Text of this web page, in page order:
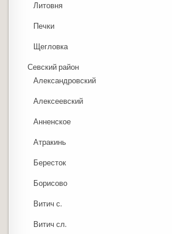
Литовня
Печки
Щегловка
Севский район
Александровский
Алексеевский
Анненское
Атракинь
Бересток
Борисово
Витич с.
Витич сл.